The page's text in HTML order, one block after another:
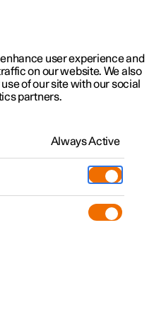
particulieren
venster)
updates
en camera
user experience and
on our website. We also
of our site with our social
partners.
Always Active